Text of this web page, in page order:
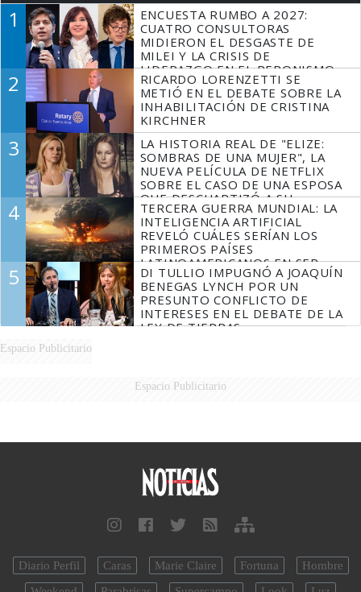
1
ENCUESTA RUMBO A 2027:
CUATRO CONSULTORAS
MIDIERON EL DESGASTE DE
MILEI Y LA CRISIS DE
LIDERAZGO EN EL PERONISMO
2
RICARDO LORENZETTI SE
METIÓ EN EL DEBATE SOBRE LA
INHABILITACIÓN DE CRISTINA
KIRCHNER
3
LA HISTORIA REAL DE "ELIZE:
SOMBRAS DE UNA MUJER", LA
NUEVA PELÍCULA DE NETFLIX
SOBRE EL CASO DE UNA ESPOSA
QUE DESCUARTIZÓ A SU
MARIDO
4
TERCERA GUERRA MUNDIAL: LA
INTELIGENCIA ARTIFICIAL
REVELÓ CUÁLES SERÍAN LOS
PRIMEROS PAÍSES
LATINOAMERICANOS EN SER
DERROTADOS
5
DI TULLIO IMPUGNÓ A JOAQUÍN
BENEGAS LYNCH POR UN
PRESUNTO CONFLICTO DE
INTERESES EN EL DEBATE DE LA
LEY DE TIERRAS
Espacio Publicitario
Espacio Publicitario
Diario Perfil Caras Marie Claire Fortuna
Hombre